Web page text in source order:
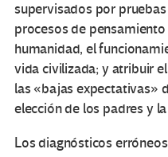
supervisados ​​por
procesos de
humanidad, el
vida civilizada; y atribuir
las «bajas expectativas»
elección de los padres y
Los diagnósticos